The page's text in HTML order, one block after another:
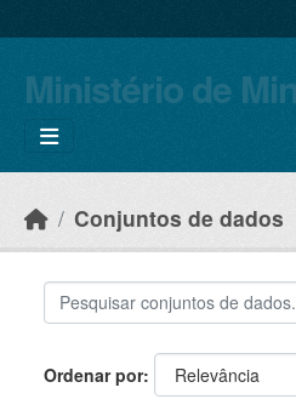
Ministério de
Conjuntos de dados
Ordenar por